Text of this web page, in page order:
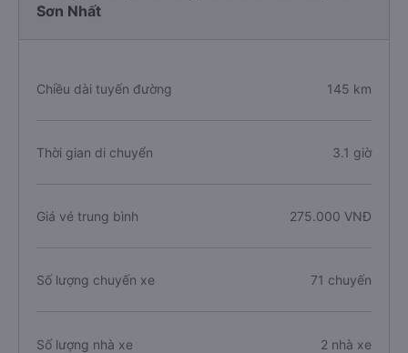
Sơn Nhất
Chiều dài tuyến đường 145 km
Thời gian di chuyển 3.1 giờ
Giá vé trung bình 275.000 VNĐ
Số lượng chuyến xe 71 chuyến
Số lượng nhà xe 2 nhà xe